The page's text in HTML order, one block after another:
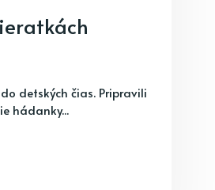
detských čias. Pripravili
hádanky...